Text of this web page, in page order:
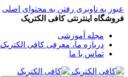
عبور به ناوبری رفتن به محتوای اصلی
فروشگاه اینترنتی کافی الکتریک
مجله آموزشی
درباره ما، معرفی کافی الکتریک
تماس با ما